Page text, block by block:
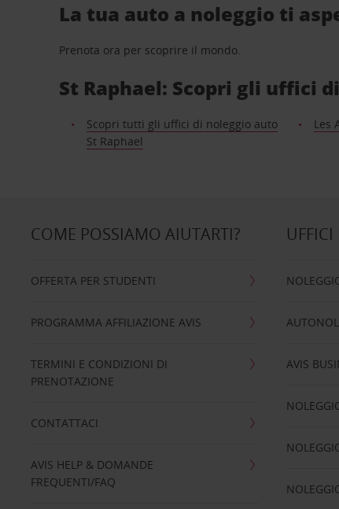
La tua auto a noleggio ti
Prenota ora per scoprire il mondo.
St Raphael: Scopri gli uffici
Scopri tutti gli uffici di noleggio auto
St Raphael
Les
COME POSSIAMO AIUTARTI?
OFFERTA PER STUDENTI
PROGRAMMA AFFILIAZIONE AVIS
TERMINI E CONDIZIONI DI
PRENOTAZIONE
CONTATTACI
AVIS HELP & DOMANDE
FREQUENTI/FAQ
UFFICI
AVIS